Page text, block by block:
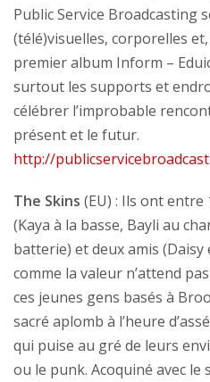
Public Service Broadcasting
(télé)visuelles, corporelles
premier album Inform –
surtout les supports et
célébrer l’improbable
présent et le futur.
http://
The Skins (EU) : Ils ont
(Kaya à la basse, Bayli au
batterie) et deux amis
comme la valeur n’attend
ces jeunes gens basés à
sacré aplomb à l’heure
qui puise au gré de leurs
ou le punk. Acoquiné avec le